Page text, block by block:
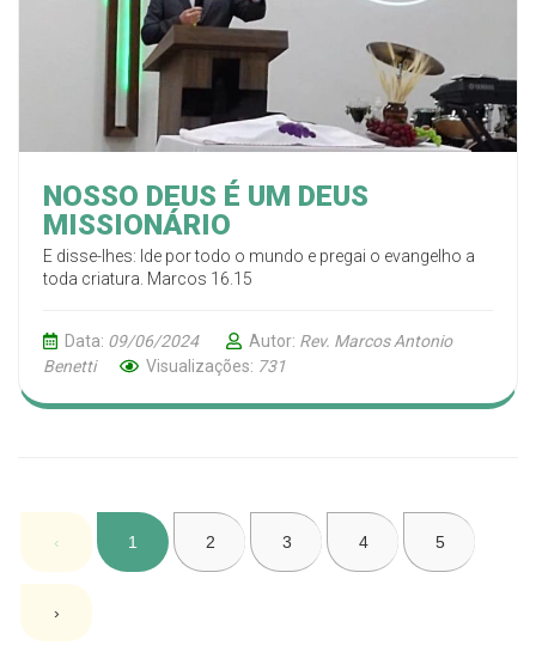
NOSSO DEUS É UM DEUS
MISSIONÁRIO
E disse-lhes: Ide por todo o mundo e pregai o evangelho a
toda criatura. Marcos 16.15
Data: 09/06/2024 Autor: Rev. Marcos Antonio
Benetti
Visualizações: 731
‹ 1 2 3 4 5
›